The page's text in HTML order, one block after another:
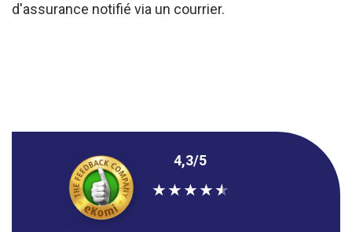
★
Efficace, vous avez répondu à